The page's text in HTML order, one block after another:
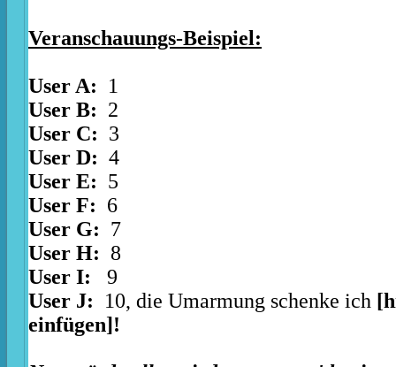
Veranschauungs-Beispiel:
User A: 1
User B: 2
User C: 3
User D: 4
User E: 5
User F: 6
User G: 7
User H: 8
User I: 9
User J: 10, die Umarmung schenke ich
einfügen]!